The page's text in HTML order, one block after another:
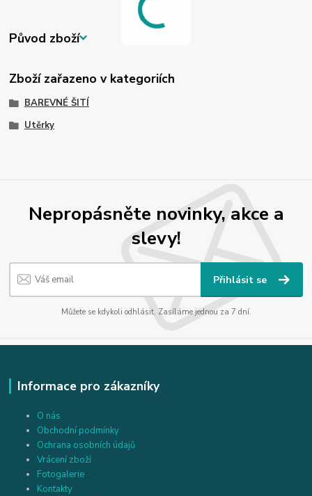
Původ zboží
Zboží zařazeno v kategoriích
BAREVNÉ ŠITÍ
Utěrky
Nepropásněte novinky, akce a
slevy!
Přihlásit se
Můžete se kdykoli odhlásit. Zasíláme jednou za 7 dní.
Informace pro zákazníky
O nás
Obchodní podmínky
Ochrana osobních údajů
Vrácení zboží
Fotogalerie
Kontakty